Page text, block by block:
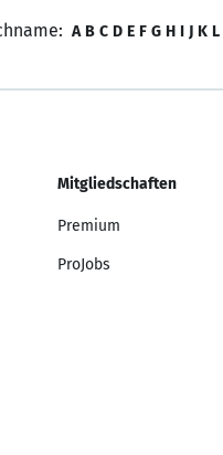
A B C D E F G H I J K L
Mitgliedschaften
Premium
ProJobs